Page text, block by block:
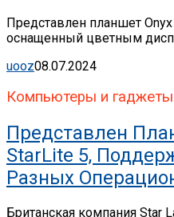
Представлен планшет Onyx
оснащенный цветным
uooz08.07.2024
Компьютеры и гаджеты
Представлен
StarLite 5,
Разных
Британская компания Star